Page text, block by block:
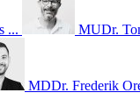
... MUDr.
MDDr. Frederik